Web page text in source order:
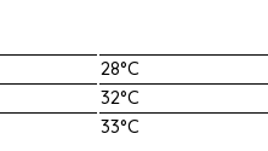
28°C
32°C
33°C